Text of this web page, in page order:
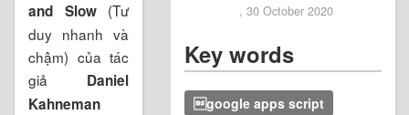
and Slow(Tư
duy nhanh và
chậm) của tác
giả Daniel
Kahneman
, 30 October 2020
Key words
google apps script